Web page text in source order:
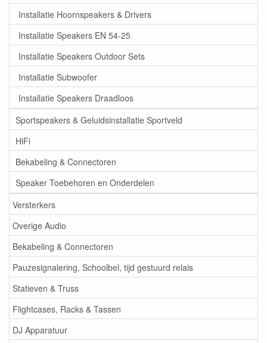
Installatie Hoornspeakers & Drivers
Installatie Speakers EN 54-25
Installatie Speakers Outdoor Sets
Installatie Subwoofer
Installatie Speakers Draadloos
Sportspeakers & Geluidsinstallatie Sportveld
HiFi
Bekabeling & Connectoren
Speaker Toebehoren en Onderdelen
Versterkers
Overige Audio
Bekabeling & Connectoren
Pauzesignalering, Schoolbel, tijd gestuurd relais
Statieven & Truss
Flightcases, Racks & Tassen
DJ Apparatuur